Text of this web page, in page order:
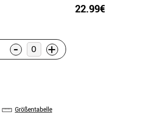
22.99€
- +
Größentabelle